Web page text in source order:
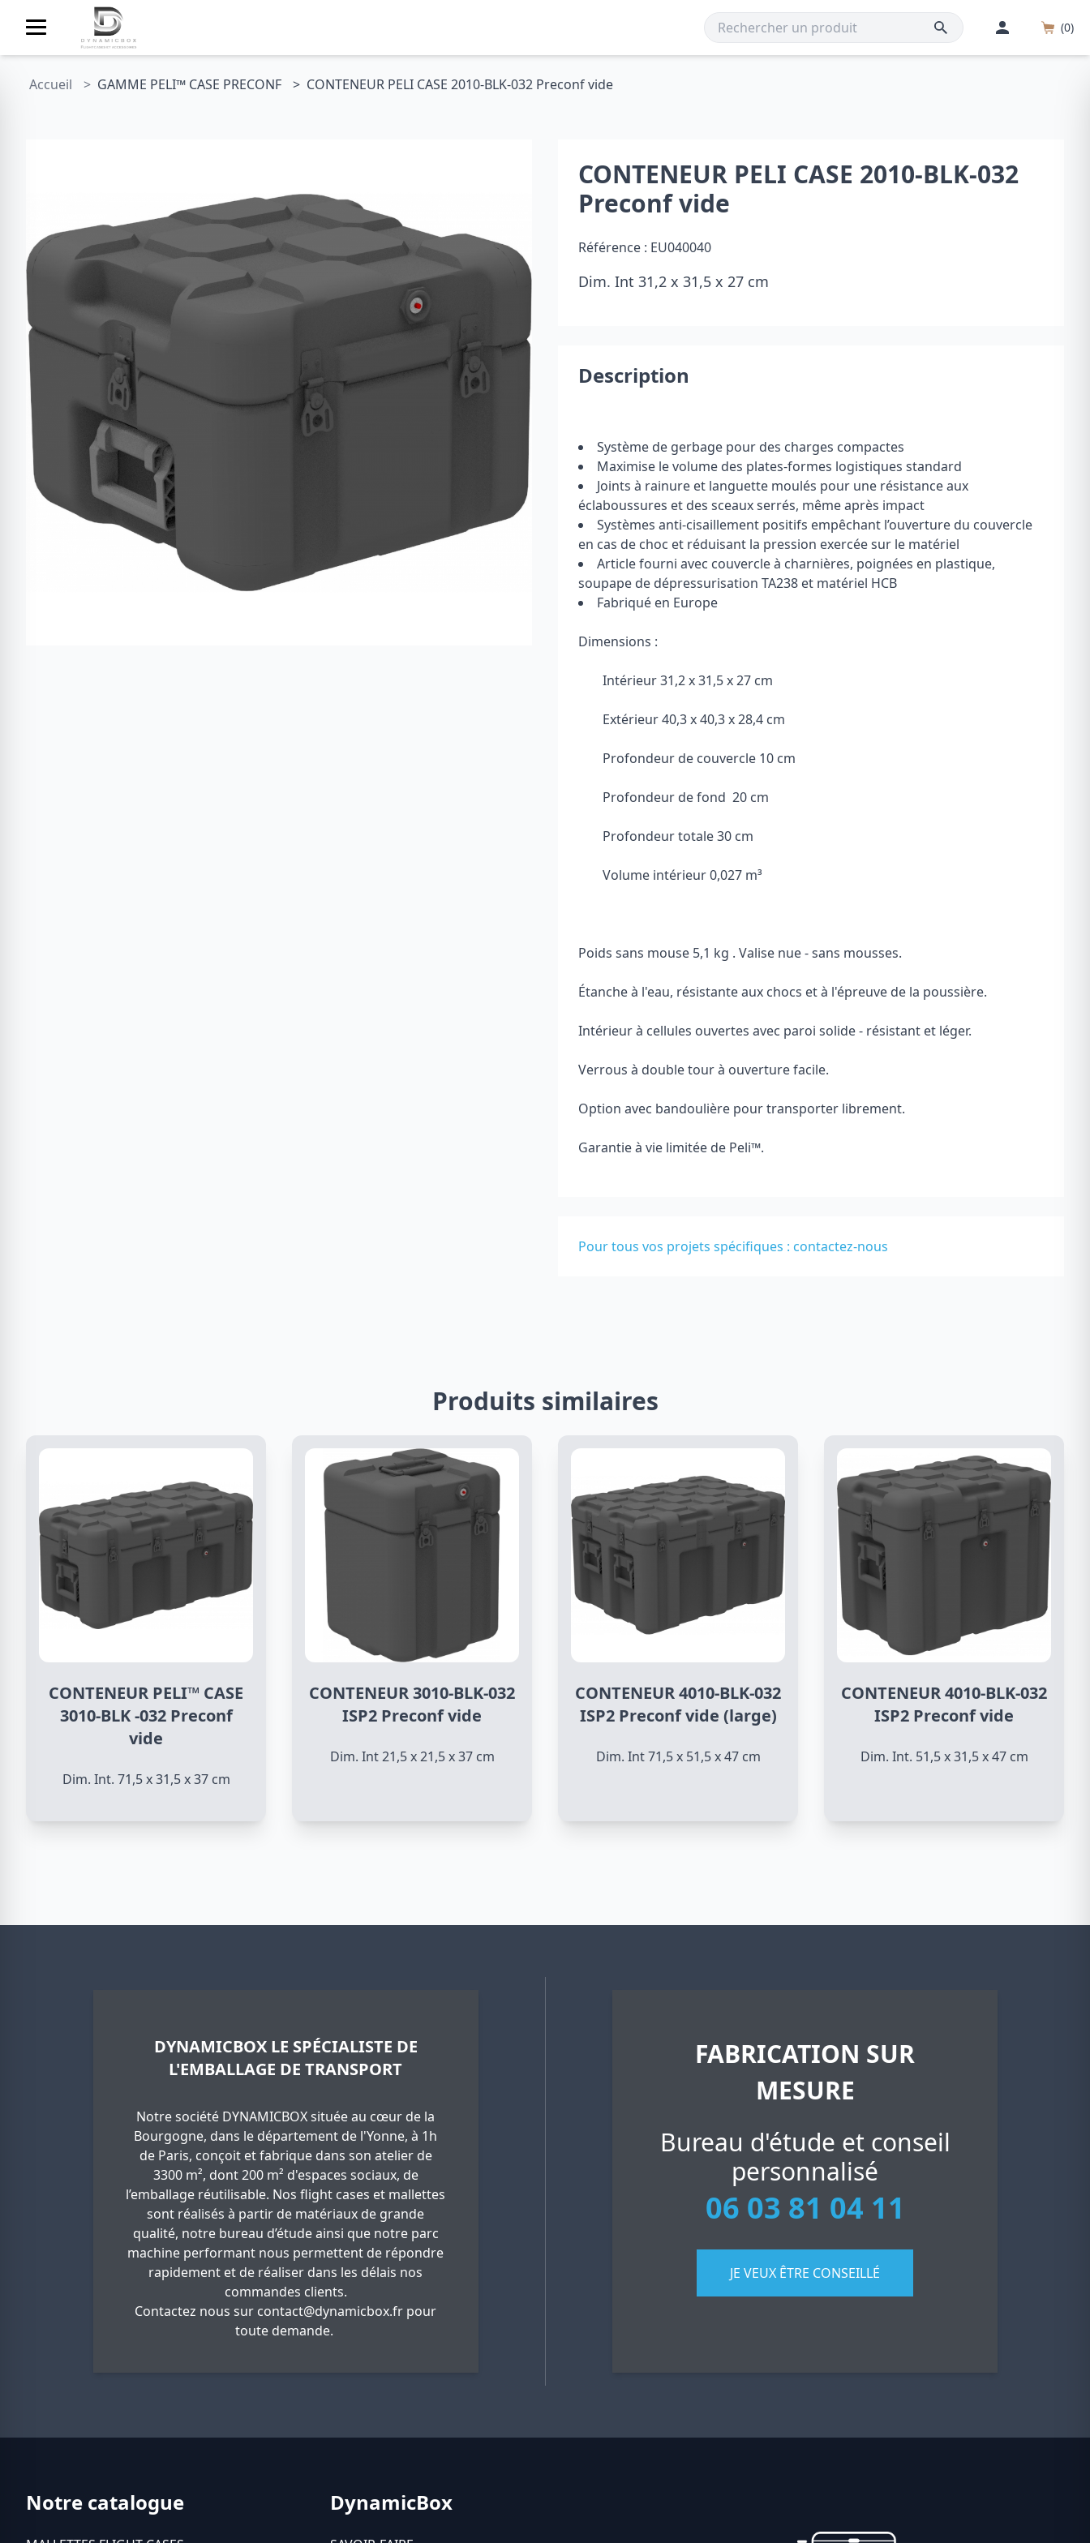
(0)
Accueil GAMME PELI™ CASE PRECONF CONTENEUR PELI CASE 2010-BLK-032 Preconf vide
CONTENEUR PELI CASE 2010-BLK-032
Preconf vide
Référence : EU040040
Dim. Int 31,2 x 31,5 x 27 cm
Description
Système de gerbage pour des charges compactes
Maximise le volume des plates-formes logistiques standard
Joints à rainure et languette moulés pour une résistance aux
éclaboussures et des sceaux serrés, même après impact
Systèmes anti-cisaillement positifs empêchant l’ouverture du couvercle
en cas de choc et réduisant la pression exercée sur le matériel
Article fourni avec couvercle à charnières, poignées en plastique,
soupape de dépressurisation TA238 et matériel HCB
Fabriqué en Europe
Dimensions :
Intérieur 31,2 x 31,5 x 27 cm
Extérieur 40,3 x 40,3 x 28,4 cm
Profondeur de couvercle 10 cm
Profondeur de fond 20 cm
Profondeur totale 30 cm
Volume intérieur 0,027 m³
Poids sans mouse 5,1 kg . Valise nue - sans mousses.
Étanche à l'eau, résistante aux chocs et à l'épreuve de la poussière.
Intérieur à cellules ouvertes avec paroi solide - résistant et léger.
Verrous à double tour à ouverture facile.
Option avec bandoulière pour transporter librement.
Garantie à vie limitée de Peli™.
Pour tous vos projets spécifiques : contactez-nous
Produits similaires
CONTENEUR PELI™ CASE
3010-BLK -032 Preconf
vide
Dim. Int. 71,5 x 31,5 x 37 cm
CONTENEUR 3010-BLK-032
ISP2 Preconf vide
Dim. Int 21,5 x 21,5 x 37 cm
CONTENEUR 4010-BLK-032
ISP2 Preconf vide (large)
Dim. Int 71,5 x 51,5 x 47 cm
CONTENEUR 4010-BLK-032
ISP2 Preconf vide
Dim. Int. 51,5 x 31,5 x 47 cm
DYNAMICBOX LE SPÉCIALISTE DE
L'EMBALLAGE DE TRANSPORT
Notre société DYNAMICBOX située au cœur de la
Bourgogne, dans le département de l'Yonne, à 1h
de Paris, conçoit et fabrique dans son atelier de
3300 m², dont 200 m² d'espaces sociaux, de
l’emballage réutilisable. Nos flight cases et mallettes
sont réalisés à partir de matériaux de grande
qualité, notre bureau d’étude ainsi que notre parc
machine performant nous permettent de répondre
rapidement et de réaliser dans les délais nos
commandes clients.
Contactez nous sur contact@dynamicbox.fr pour
toute demande.
FABRICATION SUR
MESURE
Bureau d'étude et conseil
personnalisé
06 03 81 04 11
JE VEUX ÊTRE CONSEILLÉ
Notre catalogue DynamicBox